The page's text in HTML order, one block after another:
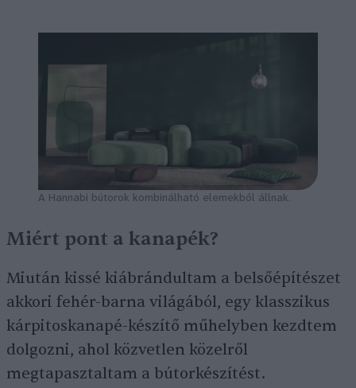
A Hannabi bútorok kombinálható elemekből állnak.
Miért pont a kanapék?
Miután kissé kiábrándultam a belsőépítészet
akkori fehér-barna világából, egy klasszikus
kárpitoskanapé-készítő műhelyben kezdtem
dolgozni, ahol közvetlen közelről
megtapasztaltam a bútorkészítést.